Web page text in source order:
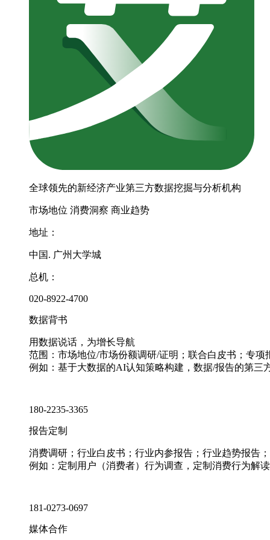
全球领先的新经济产业第三方数据挖掘与分析机构
市场地位 消费洞察 商业趋势
地址：
中国. 广州大学城
总机：
020-8922-4700
数据背书
用数据说话，为增长导航
范围：市场地位/市场份额调研/证明；联合白皮书；专
例如：基于大数据的AI认知策略构建，数据/报告的第三
180-2235-3365
报告定制
消费调研；行业白皮书；行业内参报告；行业趋势报告
例如：定制用户（消费者）行为调查，定制消费行为解
181-0273-0697
媒体合作